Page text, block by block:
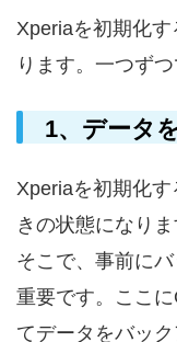
Xperiaを初期化
ります。一つず
1、データ
Xperiaを初期化
きの状態になり
そこで、事前に
重要です。ここ
てデータをバッ